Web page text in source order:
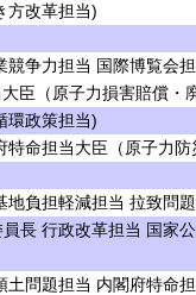
方改革担当)
争力担当 国際博覧会
臣（原子力損害賠償・
環政策担当)
命担当大臣（原子力防
負担軽減担当 拉致問
長 行政改革担当 国家
問題担当 内閣府特命